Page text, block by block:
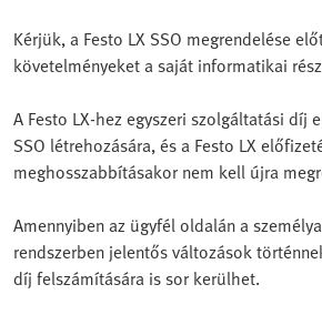
Kérjük, a Festo LX SSO megrendelése
követelményeket a saját informatikai
A Festo LX-hez egyszeri szolgáltatási díj
SSO létrehozására, és a Festo LX
meghosszabbításakor nem kell újra
Amennyiben az ügyfél oldalán a
rendszerben jelentős változások
díj felszámítására is sor kerülhet.